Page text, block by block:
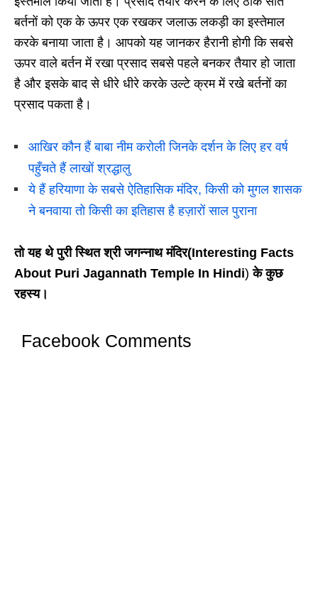
बर्तनों को एक के ऊपर एक रखकर जलाऊ लकड़ी का इस्तेमाल
करके बनाया जाता है। आपको यह जानकर हैरानी होगी कि सबसे
ऊपर वाले बर्तन में रखा प्रसाद सबसे पहले बनकर तैयार हो जाता
है और इसके बाद से धीरे धीरे करके उल्टे क्रम में रखे बर्तनों का
प्रसाद पकता है।
आखिर कौन हैं बाबा नीम करोली जिनके दर्शन के लिए हर वर्ष
पहुँचते हैं लाखों श्रद्धालु
ये हैं हरियाणा के सबसे ऐतिहासिक मंदिर, किसी को मुगल शासक
ने बनवाया तो किसी का इतिहास है हज़ारों साल पुराना
तो यह थे पुरी स्थित श्री जगन्नाथ मंदिर(Interesting Facts
About Puri Jagannath Temple In Hindi) के कुछ
रहस्य।
Facebook Comments